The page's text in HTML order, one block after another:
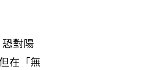
對陽
在「無